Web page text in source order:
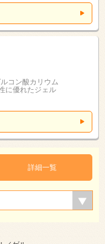
コン酸カリウム
に優れたジェル
詳細一覧